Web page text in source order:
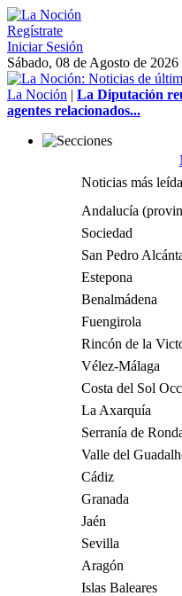
Regístrate
Iniciar Sesión
Sábado, 08 de Agosto de
La Noción | La Diputación
agentes relacionados...
Noticias más
Andalucía
Sociedad
San Pedro
Estepona
Benalmádena
Fuengirola
Rincón de la
Vélez-Málaga
Costa del Sol
La Axarquía
Serranía de
Valle del
Cádiz
Granada
Jaén
Sevilla
Aragón
Islas Baleares